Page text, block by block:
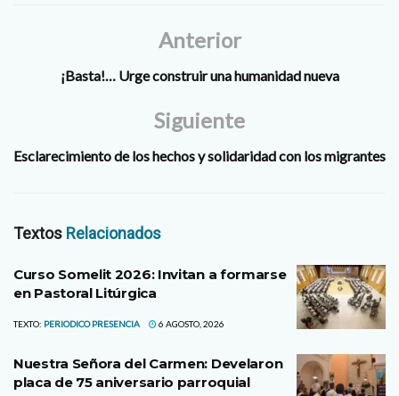
Anterior
¡Basta!… Urge construir una humanidad nueva
Siguiente
Esclarecimiento de los hechos y solidaridad con los migrantes
Textos Relacionados
Curso Somelit 2026: Invitan a formarse
en Pastoral Litúrgica
TEXTO: PERIODICO PRESENCIA 6 AGOSTO, 2026
Nuestra Señora del Carmen: Develaron
placa de 75 aniversario parroquial